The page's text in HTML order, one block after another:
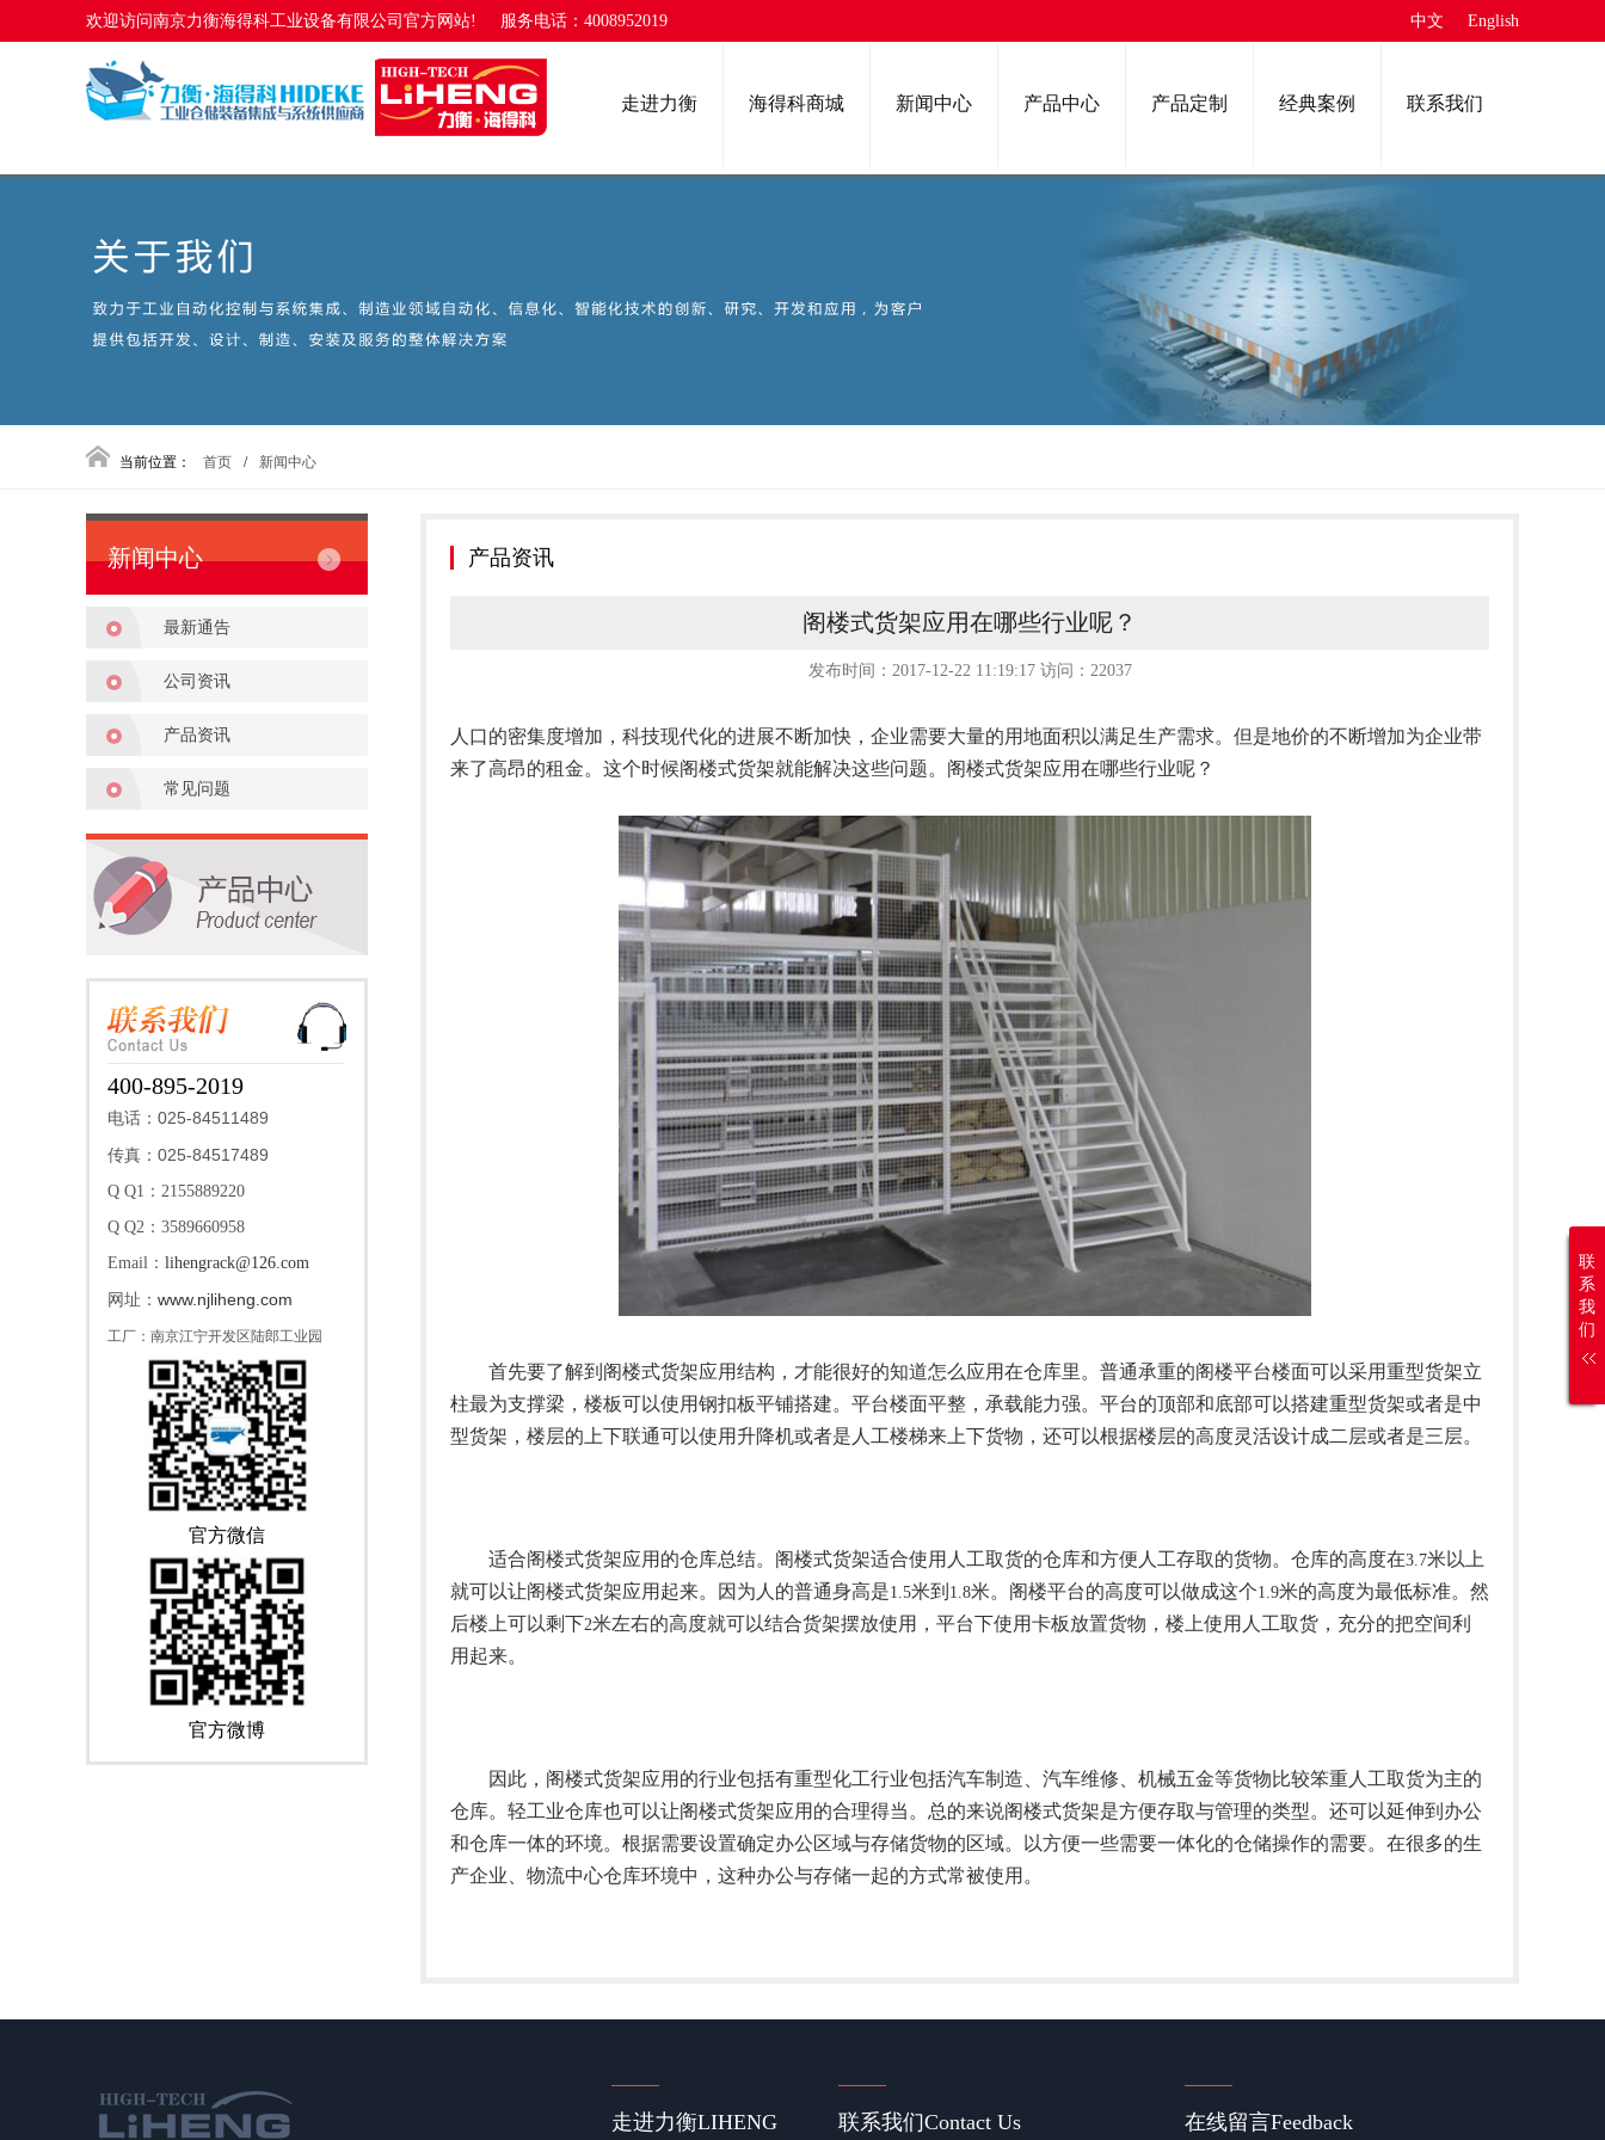
欢迎访问南京力衡海得科工业设备有限公司官方网站! 服务电话：4008952019 中文 English
走进力衡 海得科商城 新闻中心 产品中心 产品定制 经典案例 联系我们
当前位置： 首页 / 新闻中心
新闻中心
最新通告
公司资讯
产品资讯
常见问题
400-895-2019
电话： 025-84511489
传真： 025-84517489
Q Q1：2155889220
Q Q2：3589660958
Email： lihengrack@126.com
网址： www.njliheng.com
工厂：南京江宁开发区陆郎工业园
官方微信
官方微博
产品资讯
阁楼式货架应用在哪些行业呢？
发布时间：2017-12-22 11:19:17 访问：22037
人口的密集度增加，科技现代化的进展不断加快，企业需要大量的用地面积以满足生产需求。但是地价的不断增加为企业带
来了高昂的租金。这个时候阁楼式货架就能解决这些问题。阁楼式货架应用在哪些行业呢？
首先要了解到阁楼式货架应用结构，才能很好的知道怎么应用在仓库里。普通承重的阁楼平台楼面可以采用重型货架立
柱最为支撑梁，楼板可以使用钢扣板平铺搭建。平台楼面平整，承载能力强。平台的顶部和底部可以搭建重型货架或者是中
型货架，楼层的上下联通可以使用升降机或者是人工楼梯来上下货物，还可以根据楼层的高度灵活设计成二层或者是三层。
适合阁楼式货架应用的仓库总结。阁楼式货架适合使用人工取货的仓库和方便人工存取的货物。仓库的高度在3.7米以上
就可以让阁楼式货架应用起来。因为人的普通身高是1.5米到 1.8米。阁楼平台的高度可以做成这个1.9米的高度为最低标准。然
后楼上可以剩下2米左右的高度就可以结合货架摆放使用，平台下使用卡板放置货物，楼上使用人工取货，充分的把空间利
用起来。
因此，阁楼式货架应用的行业包括有重型化工行业包括汽车制造、汽车维修、机械五金等货物比较笨重人工取货为主的
仓库。轻工业仓库也可以让阁楼式货架应用的合理得当。总的来说阁楼式货架是方便存取与管理的类型。还可以延伸到办公
和仓库一体的环境。根据需要设置确定办公区域与存储货物的区域。以方便一些需要一体化的仓储操作的需要。在很多的生
产企业、物流中心仓库环境中，这种办公与存储一起的方式常被使用。
走进力衡LIHENG 联系我们Contact Us 在线留言Feedback
联
系
我
们